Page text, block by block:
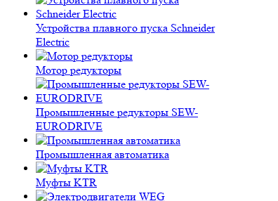
Устройства плавного пуска Schneider
Electric
Мотор редукторы
Промышленные редукторы SEW-
EURODRIVE
Промышленная автоматика
Муфты KTR